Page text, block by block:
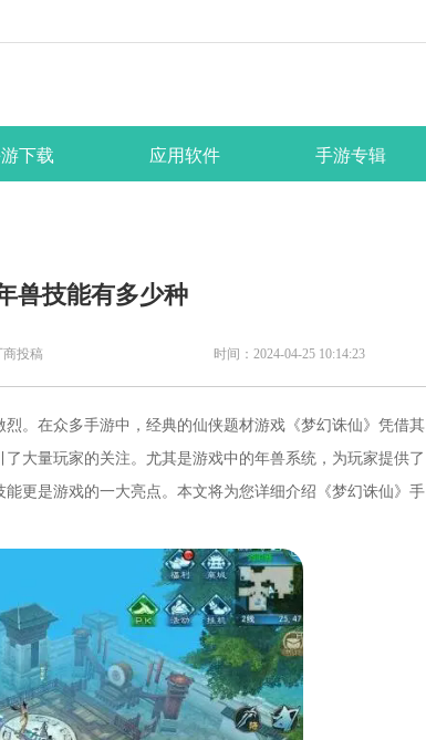
下载 应用软件 手游专辑
兽技能有多少种
投稿 时间：2024-04-25 10:14:23
。在众多手游中，经典的仙侠题材游戏《梦幻诛仙》凭借其
大量玩家的关注。尤其是游戏中的年兽系统，为玩家提供了
更是游戏的一大亮点。本文将为您详细介绍《梦幻诛仙》手